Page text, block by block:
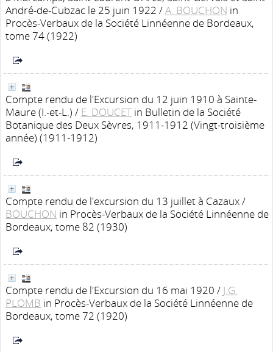
André-de-Cubzac le 25 juin 1922 /A. BOUCHON in
Procès-Verbaux de la Société Linnéenne de Bordeaux,
tome 74 (1922)
Compte rendu de l'Excursion du 12 juin 1910 à Sainte-
Maure (I.-et-L.) / E. DOUCET in Bulletin de la Société
Botanique des Deux Sèvres, 1911-1912 (Vingt-troisième
année) (1911-1912)
Compte rendu de l'excursion du 13 juillet à Cazaux/
BOUCHON in Procès-Verbaux de la Société Linnéenne de
Bordeaux, tome 82 (1930)
Compte rendu de l'Excursion du 16 mai 1920 / J.G.
PLOMB in Procès-Verbaux de la Société Linnéenne de
Bordeaux, tome 72 (1920)